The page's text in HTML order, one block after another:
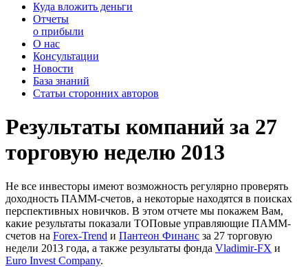
Куда вложить деньги
Отчеты
о прибыли
О нас
Консультации
Новости
База знаний
Статьи сторонних авторов
Результаты компаний за 27
торговую неделю 2013
Не все инвесторы имеют возможность регулярно проверять
доходность ПАММ-счетов, а некоторые находятся в поисках
перспективных новичков. В этом отчете мы покажем Вам,
какие результаты показали ТОПовые управляющие ПАММ-
счетов на Forex-Trend и Пантеон Финанс за 27 торговую
недели 2013 года, а также результаты фонда Vladimir-FX и
Euro Invest Company.